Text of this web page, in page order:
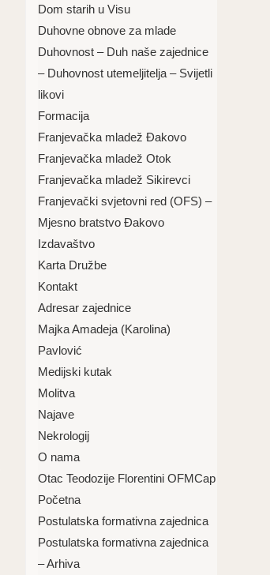
Dom starih u Visu
Duhovne obnove za mlade
Duhovnost – Duh naše zajednice
– Duhovnost utemeljitelja – Svijetli
likovi
Formacija
Franjevačka mladež Đakovo
Franjevačka mladež Otok
Franjevačka mladež Sikirevci
Franjevački svjetovni red (OFS) –
Mjesno bratstvo Đakovo
Izdavaštvo
Karta Družbe
Kontakt
Adresar zajednice
Majka Amadeja (Karolina)
Pavlović
Medijski kutak
Molitva
Najave
Nekrologij
O nama
Otac Teodozije Florentini OFMCap
Početna
Postulatska formativna zajednica
Postulatska formativna zajednica
– Arhiva